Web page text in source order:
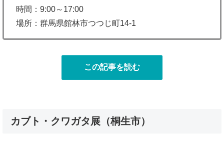
時間：9:00～17:00
場所：群馬県館林市つつじ町14-1
この記事を読む
カブト・クワガタ展（桐生市）